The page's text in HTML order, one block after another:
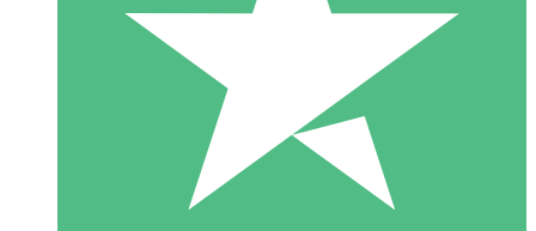
Paga a consumo con crediti di download. Nessun impegno
1 Download
10